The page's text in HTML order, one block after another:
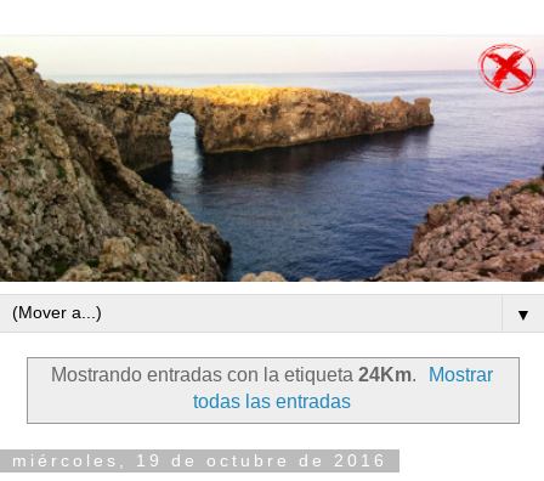
▼
Mostrando entradas con la etiqueta 24Km.
Mostrar
todas las entradas
miércoles, 19 de octubre de 2016